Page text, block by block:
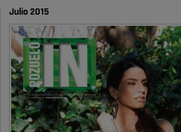
Pozuelo desbloquea
definitivamente
obras …
También pienso que si no fuéramos tan
nada
Pozuelo de Alarcón
Quejas por el
Julio 2015